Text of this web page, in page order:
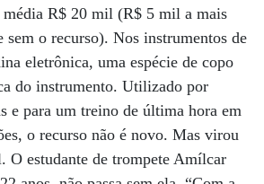
média R$ 20 mil (R$ 5 mil a mais
sem o recurso). Nos instrumentos de
eletrônica, uma espécie de copo
do instrumento. Utilizado por
e para um treino de última hora em
o recurso não é novo. Mas virou
O estudante de trompete Amílcar